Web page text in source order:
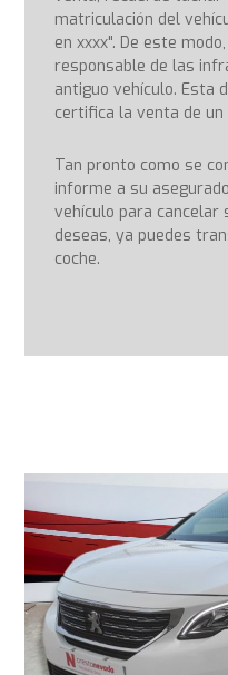
matriculación del
en xxxx". De este
responsable de las
antiguo vehículo. Esta
certifica la venta de un
Tan pronto como se
informe a su
vehículo para cancelar
deseas, ya puedes
coche.